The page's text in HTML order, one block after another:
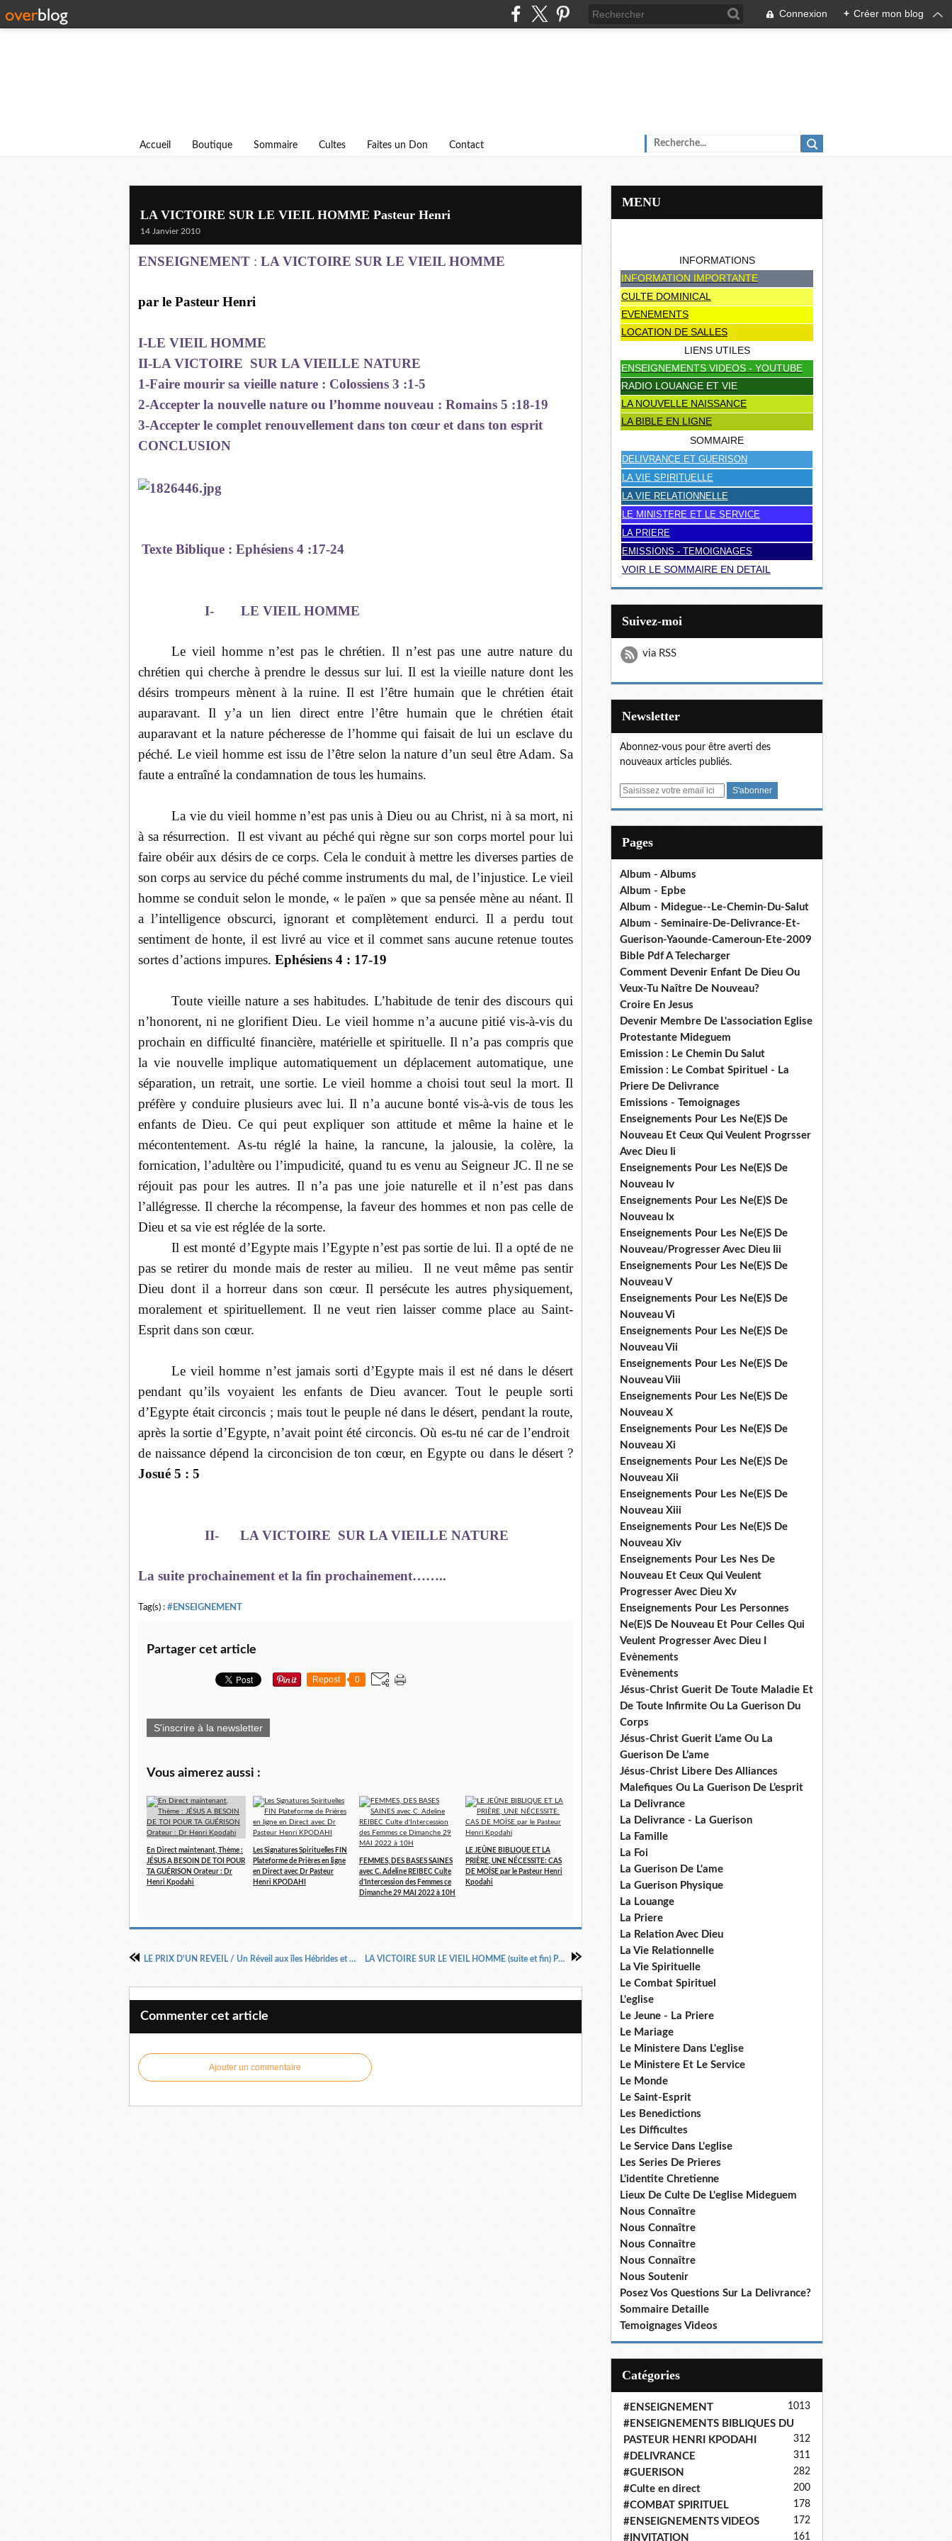
Connexion + Créer mon blog
Accueil Boutique Sommaire Cultes Faites un Don Contact
LA VICTOIRE SUR LE VIEIL HOMME Pasteur Henri
14 Janvier 2010
ENSEIGNEMENT : LA VICTOIRE SUR LE VIEIL HOMME
par le Pasteur Henri
I-LE VIEIL HOMME
II-LA VICTOIRE SUR LA VIEILLE NATURE
1-Faire mourir sa vieille nature : Colossiens 3 :1-5
2-Accepter la nouvelle nature ou l’homme nouveau : Romains 5 :18-19
3-Accepter le complet renouvellement dans ton cœur et dans ton esprit
CONCLUSION
Texte Biblique : Ephésiens 4 :17-24
I- LE VIEIL HOMME
Le vieil homme n’est pas le chrétien. Il n’est pas une autre nature du
chrétien qui cherche à prendre le dessus sur lui. Il est la vieille nature dont les
désirs trompeurs mènent à la ruine. Il est l’être humain que le chrétien était
auparavant. Il y’a un lien direct entre l’être humain que le chrétien était
auparavant et la nature pécheresse de l’homme qui faisait de lui un esclave du
péché. Le vieil homme est issu de l’être selon la nature d’un seul être Adam. Sa
faute a entraîné la condamnation de tous les humains.
La vie du vieil homme n’est pas unis à Dieu ou au Christ, ni à sa mort, ni
à sa résurrection. Il est vivant au péché qui règne sur son corps mortel pour lui
faire obéir aux désirs de ce corps. Cela le conduit à mettre les diverses parties de
son corps au service du péché comme instruments du mal, de l’injustice. Le vieil
homme se conduit selon le monde, « le païen » que sa pensée mène au néant. Il
a l’intelligence obscurci, ignorant et complètement endurci. Il a perdu tout
sentiment de honte, il est livré au vice et il commet sans aucune retenue toutes
sortes d’actions impures. Ephésiens 4 : 17-19
Toute vieille nature a ses habitudes. L’habitude de tenir des discours qui
n’honorent, ni ne glorifient Dieu. Le vieil homme n’a aucune pitié vis-à-vis du
prochain en difficulté financière, matérielle et spirituelle. Il n’a pas compris que
la vie nouvelle implique automatiquement un déplacement automatique, une
séparation, un retrait, une sortie. Le vieil homme a choisi tout seul la mort. Il
préfère y conduire plusieurs avec lui. Il n’a aucune bonté vis-à-vis de tous les
enfants de Dieu. Ce qui peut expliquer son attitude et même la haine et le
mécontentement. As-tu réglé la haine, la rancune, la jalousie, la colère, la
fornication, l’adultère ou l’impudicité, quand tu es venu au Seigneur JC. Il ne se
réjouit pas pour les autres. Il n’a pas une joie naturelle et il n’est pas dans
l’allégresse. Il cherche la récompense, la faveur des hommes et non pas celle de
Dieu et sa vie est réglée de la sorte.
Il est monté d’Egypte mais l’Egypte n’est pas sortie de lui. Il a opté de ne
pas se retirer du monde mais de rester au milieu.
Il ne veut même pas sentir
Dieu dont il a horreur dans son cœur. Il persécute les autres physiquement,
moralement et spirituellement. Il ne veut rien laisser comme place au Saint-
Esprit dans son cœur.
Le vieil homme n’est jamais sorti d’Egypte mais il est né dans le désert
pendant qu’ils voyaient les enfants de Dieu avancer. Tout le peuple sorti
d’Egypte était circoncis ; mais tout le peuple né dans le désert, pendant la route,
après la sortie d’Egypte, n’avait point été circoncis. Où es-tu né car de l’endroit
de naissance dépend la circoncision de ton cœur, en Egypte ou dans le désert ?
Josué 5 : 5
II- LA VICTOIRE SUR LA VIEILLE NATURE
La suite prochainement et la fin prochainement……..
Tag(s) : #ENSEIGNEMENT
Partager cet article
Repost 0
S'inscrire à la newsletter
Vous aimerez aussi :
En Direct maintenant, Thème :
JÉSUS A BESOIN DE TOI POUR
TA GUÉRISON Orateur : Dr
Henri Kpodahi
Les Signatures Spirituelles FIN
Plateforme de Prières en ligne
en Direct avec Dr Pasteur
Henri KPODAHI
FEMMES, DES BASES SAINES
avec C. Adeline REIBEC Culte
d'Intercession des Femmes ce
Dimanche 29 MAI 2022 à 10H
LE JEÛNE BIBLIQUE ET LA
PRIÈRE, UNE NÉCESSITE: CAS
DE MOÏSE par le Pasteur Henri
Kpodahi
LE PRIX D'UN REVEIL / Un Réveil aux îles Hébrides et son enseignement (FIN) LA VICTOIRE SUR LE VIEIL HOMME (suite et fin) Pasteur Henri KPODAHI
Commenter cet article
Ajouter un commentaire
MENU
INFORMATIONS
INFORMATION IMPORTANTE
CULTE DOMINICAL
EVENEMENTS
LOCATION DE SALLES
LIENS UTILES
ENSEIGNEMENTS VIDEOS - YOUTUBE
RADIO LOUANGE ET VIE
LA NOUVELLE NAISSANCE
LA BIBLE EN LIGNE
SOMMAIRE
DELIVRANCE ET GUERISON
LA VIE SPIRITUELLE
LA VIE RELATIONNELLE
LE MINISTERE ET LE SERVICE
LA PRIERE
EMISSIONS - TEMOIGNAGES
VOIR LE SOMMAIRE EN DETAIL
Suivez-moi
via RSS
Newsletter
Abonnez-vous pour être averti des
nouveaux articles publiés.
E
Pages
Album - Albums
Album - Epbe
Album - Midegue--Le-Chemin-Du-Salut
Album - Seminaire-De-Delivrance-Et-
Guerison-Yaounde-Cameroun-Ete-2009
Bible Pdf A Telecharger
Comment Devenir Enfant De Dieu Ou
Veux-Tu Naître De Nouveau?
Croire En Jesus
Devenir Membre De L'association Eglise
Protestante Mideguem
Emission : Le Chemin Du Salut
Emission : Le Combat Spirituel - La
Priere De Delivrance
Emissions - Temoignages
Enseignements Pour Les Ne(E)S De
Nouveau Et Ceux Qui Veulent Progrsser
Avec Dieu Ii
Enseignements Pour Les Ne(E)S De
Nouveau Iv
Enseignements Pour Les Ne(E)S De
Nouveau Ix
Enseignements Pour Les Ne(E)S De
Nouveau/Progresser Avec Dieu Iii
Enseignements Pour Les Ne(E)S De
Nouveau V
Enseignements Pour Les Ne(E)S De
Nouveau Vi
Enseignements Pour Les Ne(E)S De
Nouveau Vii
Enseignements Pour Les Ne(E)S De
Nouveau Viii
Enseignements Pour Les Ne(E)S De
Nouveau X
Enseignements Pour Les Ne(E)S De
Nouveau Xi
Enseignements Pour Les Ne(E)S De
Nouveau Xii
Enseignements Pour Les Ne(E)S De
Nouveau Xiii
Enseignements Pour Les Ne(E)S De
Nouveau Xiv
Enseignements Pour Les Nes De
Nouveau Et Ceux Qui Veulent
Progresser Avec Dieu Xv
Enseignements Pour Les Personnes
Ne(E)S De Nouveau Et Pour Celles Qui
Veulent Progresser Avec Dieu I
Evènements
Evènements
Jésus-Christ Guerit De Toute Maladie Et
De Toute Infirmite Ou La Guerison Du
Corps
Jésus-Christ Guerit L’ame Ou La
Guerison De L’ame
Jésus-Christ Libere Des Alliances
Malefiques Ou La Guerison De L’esprit
La Delivrance
La Delivrance - La Guerison
La Famille
La Foi
La Guerison De L'ame
La Guerison Physique
La Louange
La Priere
La Relation Avec Dieu
La Vie Relationnelle
La Vie Spirituelle
Le Combat Spirituel
L'eglise
Le Jeune - La Priere
Le Mariage
Le Ministere Dans L'eglise
Le Ministere Et Le Service
Le Monde
Le Saint-Esprit
Les Benedictions
Les Difficultes
Le Service Dans L'eglise
Les Series De Prieres
L'identite Chretienne
Lieux De Culte De L'eglise Mideguem
Nous Connaître
Nous Connaître
Nous Connaître
Nous Connaître
Nous Soutenir
Posez Vos Questions Sur La Delivrance?
Sommaire Detaille
Temoignages Videos
Catégories
#ENSEIGNEMENT 1013
#ENSEIGNEMENTS BIBLIQUES DU
PASTEUR HENRI KPODAHI
312
#DELIVRANCE 311
#GUERISON 282
#Culte en direct 200
#COMBAT SPIRITUEL 178
#ENSEIGNEMENTS VIDEOS 172
#INVITATION 161